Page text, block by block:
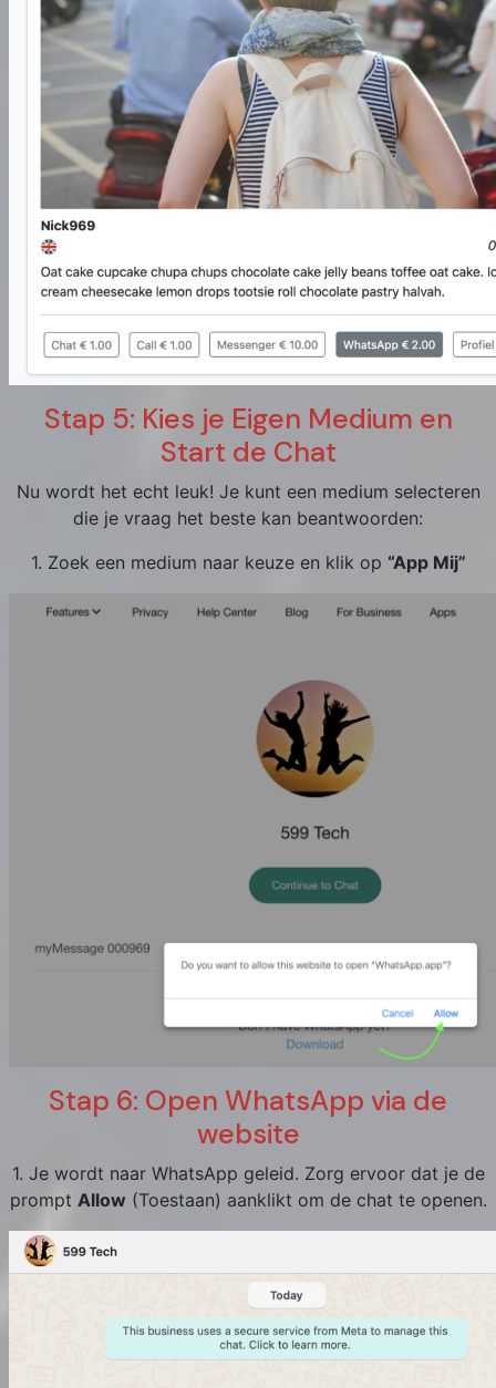
Stap 5: Kies je Eigen Medium en
Start de Chat
Nu wordt het echt leuk! Je kunt een medium selecteren
die je vraag het beste kan beantwoorden:
1. Zoek een medium naar keuze en klik op “App Mij”
Stap 6: Open WhatsApp via de
website
1. Je wordt naar WhatsApp geleid. Zorg ervoor dat je de
prompt Allow (Toestaan) aanklikt om de chat te openen.